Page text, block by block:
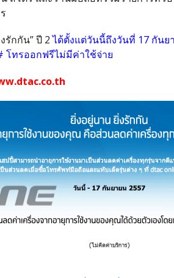
รักกัน” ปี 2ได้ตั้งแต่วันนี้ถึงวันที่ 17 กัน
ทรออกฟรีไม่มีค่าใช้จ่าย